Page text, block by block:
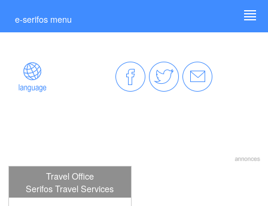
e-serifos menu
Travel Office
Serifos Travel Services